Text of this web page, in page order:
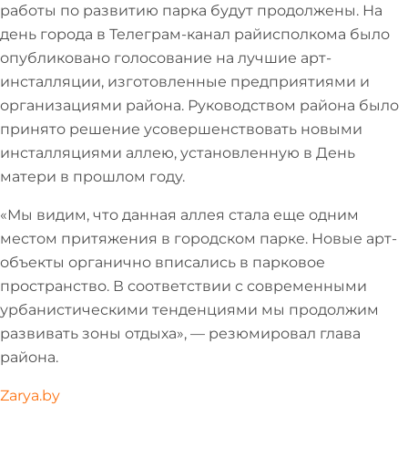
работы по развитию парка будут продолжены. На
день города в Телеграм-канал райисполкома было
опубликовано голосование на лучшие арт-
инсталляции, изготовленные предприятиями и
организациями района. Руководством района было
принято решение усовершенствовать новыми
инсталляциями аллею, установленную в День
матери в прошлом году.
«Мы видим, что данная аллея стала еще одним
местом притяжения в городском парке. Новые арт-
объекты органично вписались в парковое
пространство. В соответствии с современными
урбанистическими тенденциями мы продолжим
развивать зоны отдыха», — резюмировал глава
района.
Zarya.by